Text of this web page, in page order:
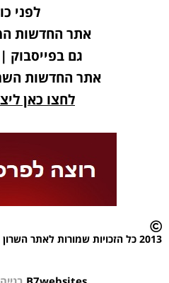
לפני
אתר החדשות
גם בפייסבוק |
אתר החדשות
לחצו כאן
2013 כל הזכויות שמורות לאתר השרון פוסט